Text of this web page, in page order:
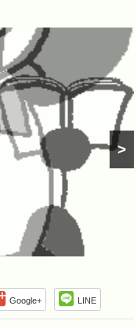
>
Google+ LINE